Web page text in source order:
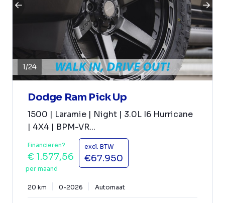
1/24
Dodge Ram Pick Up
1500 | Laramie | Night | 3.0L I6 Hurricane
| 4X4 | BPM-VR...
Financieren?
€ 1.577,56
per maand
excl. BTW
€67.950
20 km 0-2026 Automaat